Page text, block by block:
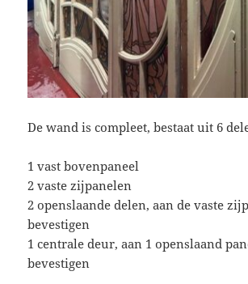
De wand is compleet, bestaat uit 6
1 vast bovenpaneel
2 vaste zijpanelen
2 openslaande delen, aan de vaste
bevestigen
1 centrale deur, aan 1 openslaand
bevestigen